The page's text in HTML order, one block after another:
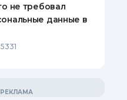
не требовал
данные в
5331